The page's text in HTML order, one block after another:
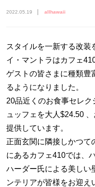
2022.05.19 allhawaii
スタイルを一新する改
イ・マントラはカフェ
ゲストの皆さまに種類豊
るようになりました。
20品近くのお食事セレ
ュッフェを大人$24.50
提供しています。
正面玄関に隣接しかつて
にあるカフェ410では、
ハーダー氏による美しい
ンテリアが皆様をお迎え